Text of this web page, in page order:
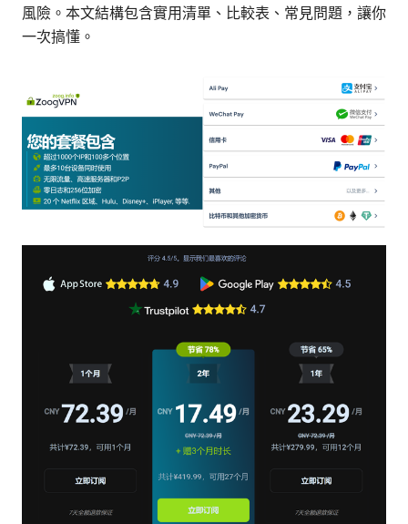
風險。本文結構包含實用清單、比較表、常見問題，讓你
一次搞懂。